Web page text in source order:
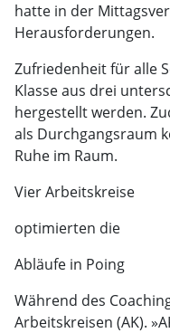
hatte in der
Herausforderungen.
Zufriedenheit für alle
Klasse aus drei
hergestellt werden.
als Durchgangsraum
Ruhe im Raum.
Vier Arbeitskreise
optimierten die
Abläufe in Poing
Während des
Arbeitskreisen (AK).